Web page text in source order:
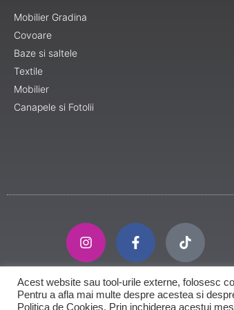
Mobilier Gradina
Covoare
Baze si saltele
Textile
Mobilier
Canapele si Fotolii
Acest website sau tool-urile externe, folosesc
Pentru a afla mai multe despre acestea si
Politica de Cookies. Prin inchiderea acestui